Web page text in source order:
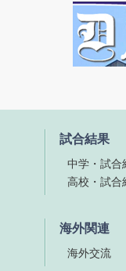
試合結果
中学・試合
高校・試合
海外関連
海外交流